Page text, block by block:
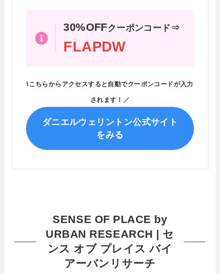
30%OFFクーポンコード⇒
FLAPDW
\こちらからアクセスすると自動でクーポンコードが入力
されます！／
ダニエルウェリントン公式サイト
をみる
SENSE OF PLACE by
URBAN RESEARCH | セ
ンス オブ プレイス バイ
アーバンリサーチ